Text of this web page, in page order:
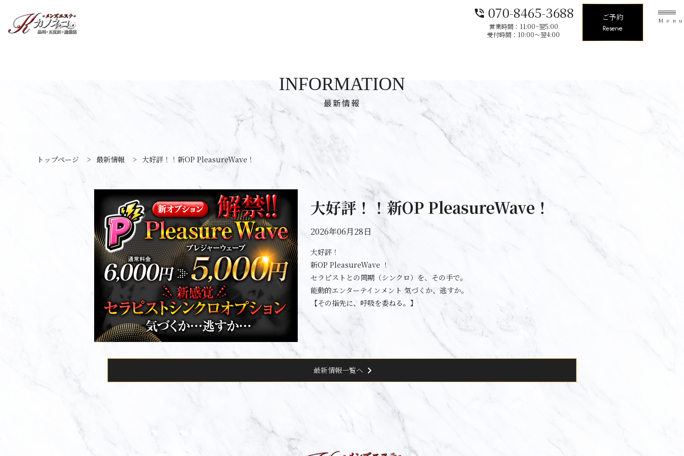
phone_in_talk 070-8465-3688
営業時間：11:00~翌5:00
受付時間：10:00〜翌4:00
ご予約
Reserve
最新情報
INFORMATION
トップページ > 最新情報 > 大好評！！新OP PleasureWave！
大好評！！新OP PleasureWave！
2026年06月28日
大好評！
新OP PleasureWave ！
セラピストとの同期（シンクロ）を、その手で。
能動的エンターテインメント 気づくか、逃すか。
【その指先に、呼吸を委ねる。】
最新情報一覧へ chevron_right